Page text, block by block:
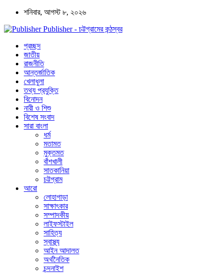
শনিবার, আগস্ট ৮, ২০২৬
Publisher - চট্টগ্রামের কন্ঠস্বর
প্রচ্ছদ
জাতীয়
রাজনীতি
আন্তর্জাতিক
খেলাধুলা
তথ্য প্রযুক্তি
বিনোদন
নারী ও শিশু
বিশেষ সংবাদ
সারা বাংলা
ধর্ম
মতামত
মুক্তমত
বাঁশখালী
সাতকানিয়া
চট্টগ্রাম
আরো
লোহাগাড়া
সাক্ষাৎকার
সম্পাদকীয়
লাইফস্টাইল
সাহিত্য
স্বাস্থ্য
আইন আদালত
অর্থনৈতিক
চন্দনাইশ